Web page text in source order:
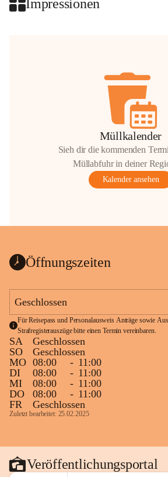
Impressionen
Müllkalender
Sieh dir die kommenden
Müllabfuhr in deiner
Kalender ansehen
Öffnungszeiten
Geschlossen
Für Reisepass und Personalausweis Anträge sowie
Strafregisterauszüge bitte einen Termin vereinbaren.
SA
Geschlossen
SO
Geschlossen
MO 08:00 - 11:00
DI
08:00 - 11:00
MI
08:00 - 11:00
DO
08:00 - 11:00
FR
Geschlossen
Zuletzt bearbeitet: 25.02.2025
Veröffentlichungsportal